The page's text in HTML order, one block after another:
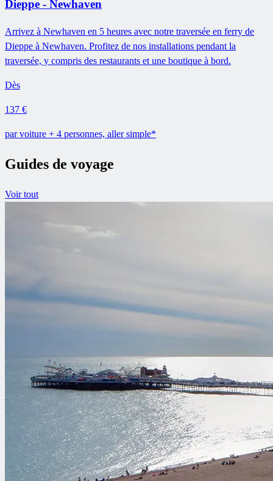
Dieppe - Newhaven
Arrivez à Newhaven en 5 heures avec notre traversée en ferry de
Dieppe à Newhaven. Profitez de nos installations pendant la
traversée, y compris des restaurants et une boutique à bord.
Dès
137 €
par voiture + 4 personnes, aller simple*
Guides de voyage
Voir tout